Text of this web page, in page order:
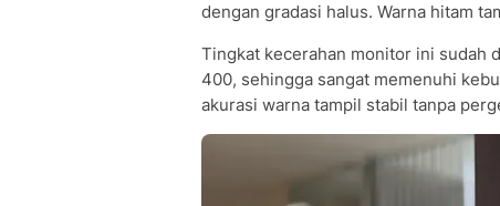
dengan gradasi halus. Warna hitam
Tingkat kecerahan monitor ini sudah
400, sehingga sangat memenuhi
akurasi warna tampil stabil tanpa